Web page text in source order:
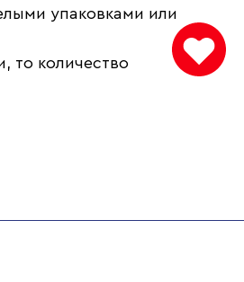
упаковками или
то количество